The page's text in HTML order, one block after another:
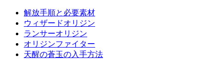
解放手順と必要素材
ウィザードオリジン
ランサーオリジン
オリジンファイター
天醒の蒼玉の入手方法